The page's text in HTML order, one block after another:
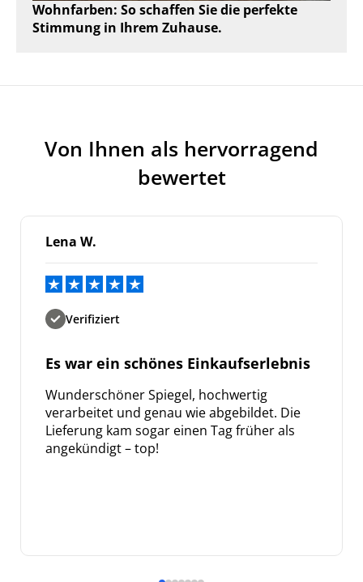
Wohnfarben: So schaffen Sie die perfekte
Stimmung in Ihrem Zuhause.
Von Ihnen als hervorragend
bewertet
Lena W.
Verifiziert
Es war ein schönes Einkaufserlebnis
Wunderschöner Spiegel, hochwertig
verarbeitet und genau wie abgebildet. Die
Lieferung kam sogar einen Tag früher als
angekündigt – top!